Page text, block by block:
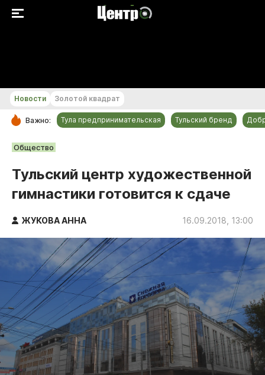
РУБРИКИ
Общество
Происшествия
Спорт
Тульский бренд
Тула предпринимательская
ДоброЦентр
Голодный шпион
Новости Золотой квадрат
Важно: Тула предпринимательская Тульский бренд
Общество
Тульский центр художественной
гимнастики готовится к сдаче
ЖУКОВА АННА 16.09.2018, 13:00